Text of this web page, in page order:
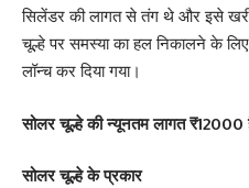
सिलेंडर की लागत से तंग थे और इसे
चूल्हे पर समस्या का हल निकालने के
लॉन्च कर दिया गया।
सोलर चूल्हे की न्यूनतम लागत
सोलर चूल्हे के प्रकार